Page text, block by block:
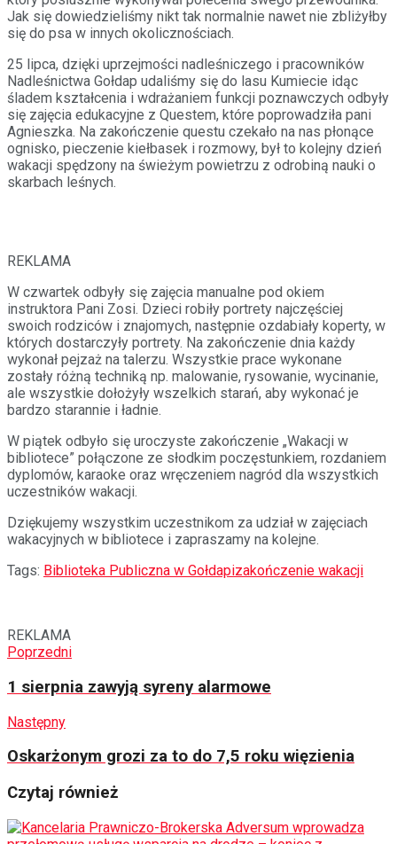
Jak się dowiedzieliśmy nikt tak normalnie nawet nie zbliżyłby
się do psa w innych okolicznościach.
25 lipca, dzięki uprzejmości nadleśniczego i pracowników
Nadleśnictwa Gołdap udaliśmy się do lasu Kumiecie idąc
śladem kształcenia i wdrażaniem funkcji poznawczych odbyły
się zajęcia edukacyjne z Questem, które poprowadziła pani
Agnieszka. Na zakończenie questu czekało na nas płonące
ognisko, pieczenie kiełbasek i rozmowy, był to kolejny dzień
wakacji spędzony na świeżym powietrzu z odrobiną nauki o
skarbach leśnych.
REKLAMA
W czwartek odbyły się zajęcia manualne pod okiem
instruktora Pani Zosi. Dzieci robiły portrety najczęściej
swoich rodziców i znajomych, następnie ozdabiały koperty, w
których dostarczyły portrety. Na zakończenie dnia każdy
wykonał pejzaż na talerzu. Wszystkie prace wykonane
zostały różną techniką np. malowanie, rysowanie, wycinanie,
ale wszystkie dołożyły wszelkich starań, aby wykonać je
bardzo starannie i ładnie.
W piątek odbyło się uroczyste zakończenie „Wakacji w
bibliotece” połączone ze słodkim poczęstunkiem, rozdaniem
dyplomów, karaoke oraz wręczeniem nagród dla wszystkich
uczestników wakacji.
Dziękujemy wszystkim uczestnikom za udział w zajęciach
wakacyjnych w bibliotece i zapraszamy na kolejne.
Tags: Biblioteka Publiczna w Gołdapizakończenie wakacji
REKLAMA
Poprzedni
1 sierpnia zawyją syreny alarmowe
Następny
Oskarżonym grozi za to do 7,5 roku więzienia
Czytaj również